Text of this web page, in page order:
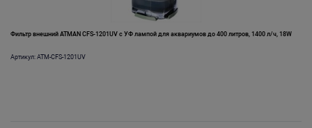
Фильтр внешний ATMAN CFS-1201UV с УФ лампой для аквариумов до 400 литров, 1400 л/ч, 18W
Артикул: ATM-CFS-1201UV